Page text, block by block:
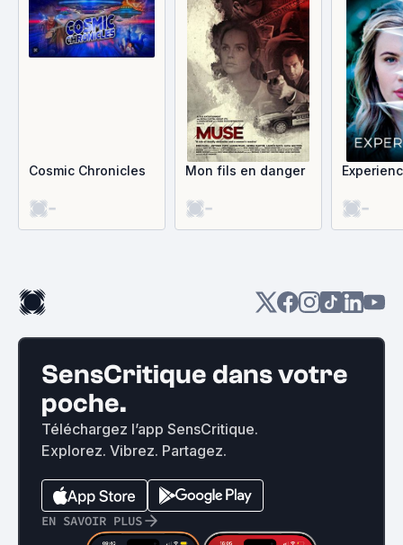
Cosmic Chronicles
-
Mon fils en danger
- -
SensCritique dans votre
poche.
Téléchargez l’app SensCritique.
Explorez. Vibrez. Partagez.
EN SAVOIR PLUS